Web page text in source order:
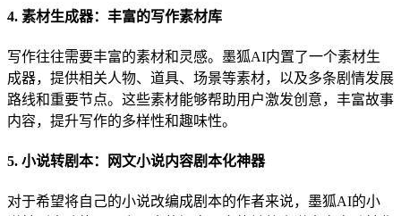
4. 素材生成器：丰富的写作素材库
写作往往需要丰富的素材和灵感。墨狐AI内置了一个素材生
成器，提供相关人物、道具、场景等素材，以及多条剧情发展
路线和重要节点。这些素材能够帮助用户激发创意，丰富故事
内容，提升写作的多样性和趣味性。
5. 小说转剧本：网文小说内容剧本化神器
对于希望将自己的小说改编成剧本的作者来说，墨狐AI的小